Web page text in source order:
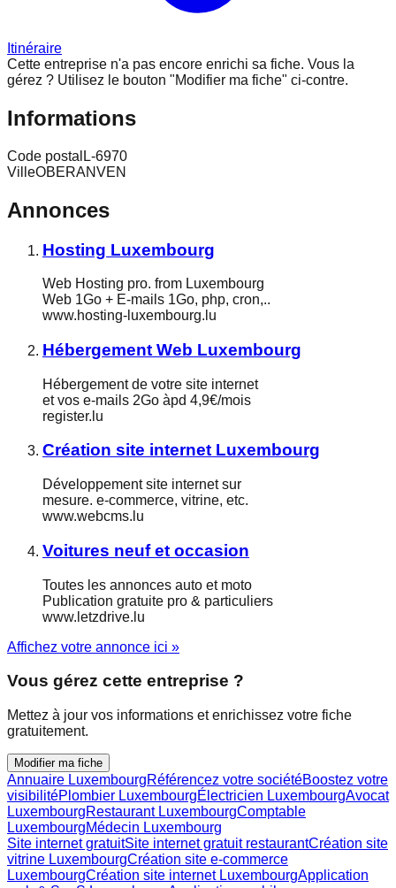
Itinéraire
Cette entreprise n'a pas encore enrichi sa fiche. Vous la
gérez ? Utilisez le bouton "Modifier ma fiche" ci-contre.
Informations
Code postal L-6970
VilleOBERANVEN
Annonces
Hosting Luxembourg
Web Hosting pro. from Luxembourg
Web 1Go + E-mails 1Go, php, cron,..
www.hosting-luxembourg.lu
Hébergement Web Luxembourg
Hébergement de votre site internet
et vos e-mails 2Go àpd 4,9€/mois
register.lu
Création site internet Luxembourg
Développement site internet sur
mesure. e-commerce, vitrine, etc.
www.webcms.lu
Voitures neuf et occasion
Toutes les annonces auto et moto
Publication gratuite pro & particuliers
www.letzdrive.lu
Affichez votre annonce ici »
Vous gérez cette entreprise ?
Mettez à jour vos informations et enrichissez votre fiche
gratuitement.
Modifier ma fiche
Annuaire LuxembourgRéférencez votre sociétéBoostez votre
visibilitéPlombier LuxembourgÉlectricien LuxembourgAvocat
LuxembourgRestaurant LuxembourgComptable
LuxembourgMédecin Luxembourg
Site internet gratuitSite internet gratuit restaurantCréation site
vitrine LuxembourgCréation site e-commerce
LuxembourgCréation site internet LuxembourgApplication